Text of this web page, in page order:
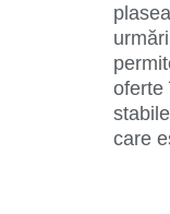
oferte
care